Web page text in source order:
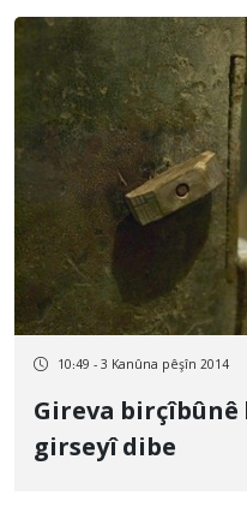
10:49 - 3 Kanûna pêşîn 2014
Gireva
girseyî dibe